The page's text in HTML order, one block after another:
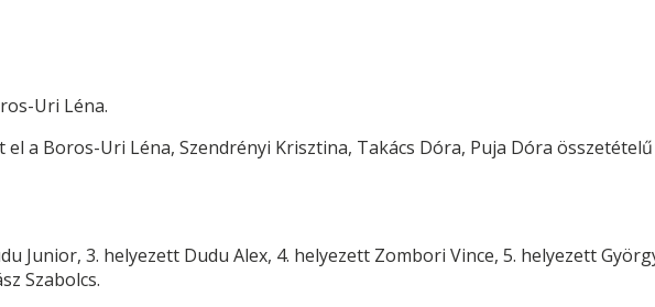
Uri Léna.
el a Boros-Uri Léna, Szendrényi Krisztina, Takács Dóra, Puja Dóra összetételű
Junior, 3. helyezett Dudu Alex, 4. helyezett Zombori Vince, 5. helyezett
Szabolcs.